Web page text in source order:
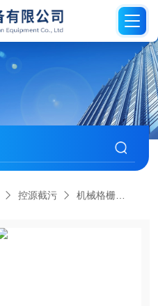
控源截污 机械格栅